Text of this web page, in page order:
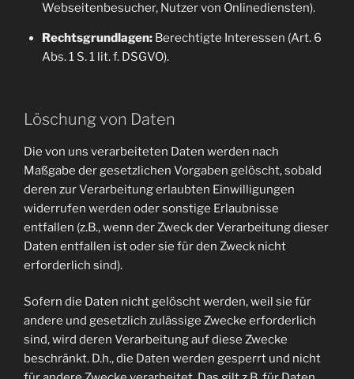
Webseitenbesucher, Nutzer von Onlinediensten).
Rechtsgrundlagen:Berechtigte Interessen (Art. 6
Abs. 1 S. 1 lit. f. DSGVO).
Löschung von Daten
Die von uns verarbeiteten Daten werden nach
Maßgabe der gesetzlichen Vorgaben gelöscht, sobald
deren zur Verarbeitung erlaubten Einwilligungen
widerrufen werden oder sonstige Erlaubnisse
entfallen (z.B., wenn der Zweck der Verarbeitung dieser
Daten entfallen ist oder sie für den Zweck nicht
erforderlich sind).
Sofern die Daten nicht gelöscht werden, weil sie für
andere und gesetzlich zulässige Zwecke erforderlich
sind, wird deren Verarbeitung auf diese Zwecke
beschränkt. D.h., die Daten werden gesperrt und nicht